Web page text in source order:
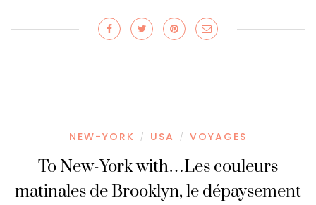
NEW-YORK / USA / VOYAGES
To New-York with…Les couleurs
matinales de Brooklyn, le dépaysement